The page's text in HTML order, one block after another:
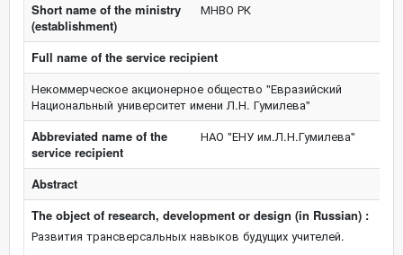
Short name of the ministry
(establishment)
МНВО РК
Full name of the service recipient
Некоммерческое акционерное общество "Евразийский
Национальный университет имени Л.Н. Гумилева"
Abbreviated name of the
service recipient
НАО "ЕНУ им.Л.Н.Гумилева"
Abstract
The object of research, development or design (in Russian) :
Развития трансверсальных навыков будущих учителей.